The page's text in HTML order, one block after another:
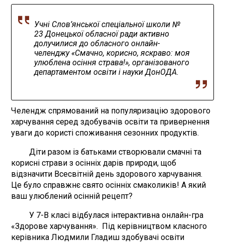
Учні Слов’янської спеціальної школи №
23 Донецької обласної ради активно
долучилися до обласного онлайн-
челенджу «Смачно, корисно, яскраво: моя
улюблена осіння страва!», організованого
департаментом освіти і науки ДонОДА.
Челендж спрямований на популяризацію здорового
харчування серед здобувачів освіти та привернення
уваги до користі споживання сезонних продуктів.
Діти разом із батьками створювали смачні та
корисні страви з осінніх дарів природи, щоб
відзначити Всесвітній день здорового харчування.
Це було справжнє свято осінніх смаколиків! А який
ваш улюблений осінній рецепт?
У 7-В класі відбулася інтерактивна онлайн-гра
«Здорове харчування». Під керівництвом класного
керівника Людмили Гладиш здобувачі освіти